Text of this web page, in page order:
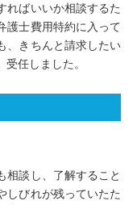
ればいいか相談するた
護士費用特約に入って
、きちんと請求したい
任しました。
相談し、了解すること
しびれが残っていたた